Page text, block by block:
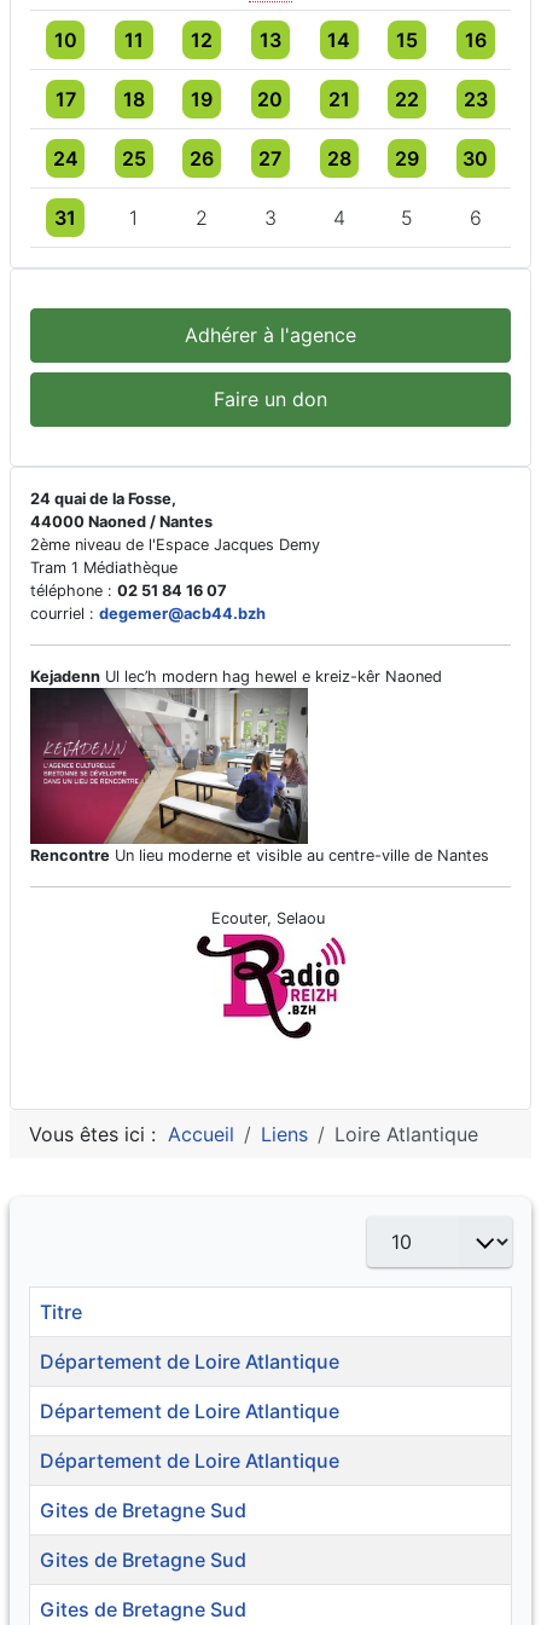
10
Un évènement
11
3 évènements
12
4 évènements
13
3 évènements
14
4 évènements
15
4 évènements
16
4
17
Un évènement
18
3 évènements
19
3 évènements
20
4 évènements
21
5 évènements
22
5 évènements
23
5
24
Un évènement
25
3 évènements
26
3 évènements
27
3 évènements
28
3 évènements
29
4 évènements
30
3
31
Un évènement
1
3 évènements
2
3 évènements
3
3 évènements
4
3 évènements
5
3 évènements
6
3
Adhérer à l'agence
Faire un don
24 quai de la Fosse,
44000 Naoned / Nantes
2ème niveau de l'Espace Jacques Demy
Tram 1 Médiathèque
téléphone : 02 51 84 16 07
courriel : degemer@acb44.bzh
Kejadenn Ul lec’h modern hag hewel e kreiz-kêr Naoned
Rencontre Un lieu moderne et visible au centre-ville de Nantes
Ecouter, Selaou
Vous êtes ici : Accueil Liens Loire Atlantique
Afficher #
Titre
Département de Loire Atlantique
Département de Loire Atlantique
Département de Loire Atlantique
Gites de Bretagne Sud
Gites de Bretagne Sud
Gites de Bretagne Sud